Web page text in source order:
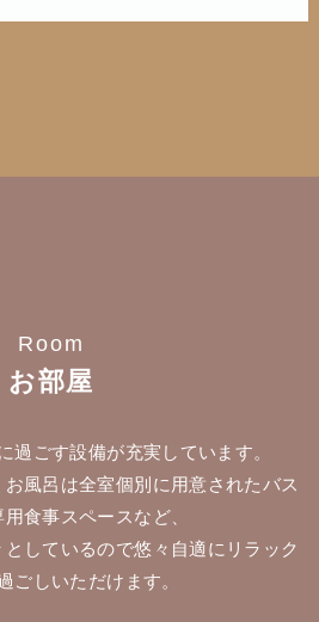
Room
お部屋
過ごす設備が充実しています。
風呂は全室個別に用意されたバス
食事スペースなど、
しているので悠々自適にリラック
ごしいただけます。